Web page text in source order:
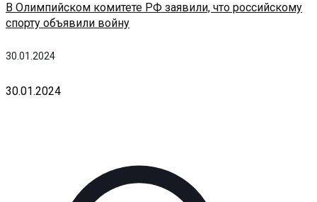
30.01.2024
В Олимпийском комитете РФ заявили, что российскому
спорту объявили войну
30.01.2024